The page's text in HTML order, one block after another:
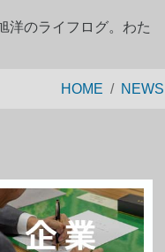
洋のライフログ。わた
HOME NEWS